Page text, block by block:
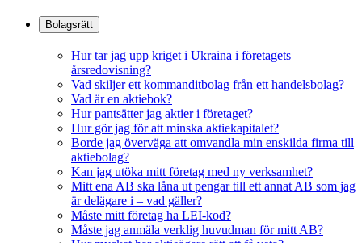
Bolagsrätt
Hur tar jag upp kriget i Ukraina i företagets
årsredovisning?
Vad skiljer ett kommanditbolag från ett handelsbolag?
Vad är en aktiebok?
Hur pantsätter jag aktier i företaget?
Hur gör jag för att minska aktiekapitalet?
Borde jag överväga att omvandla min enskilda firma till
aktiebolag?
Kan jag utöka mitt företag med ny verksamhet?
Mitt ena AB ska låna ut pengar till ett annat AB som jag
är delägare i – vad gäller?
Måste mitt företag ha LEI-kod?
Måste jag anmäla verklig huvudman för mitt AB?